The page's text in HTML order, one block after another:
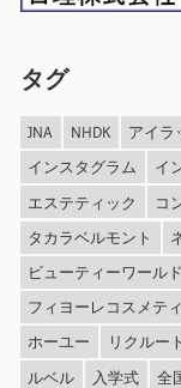
タグ
JNA NHDK アイラ
インスタグラム
イ
エステティック
コ
タカラベルモント
ビューティーワール
フィヨーレコスメテ
ホーユー
リクルート
ルベル
入学式
全